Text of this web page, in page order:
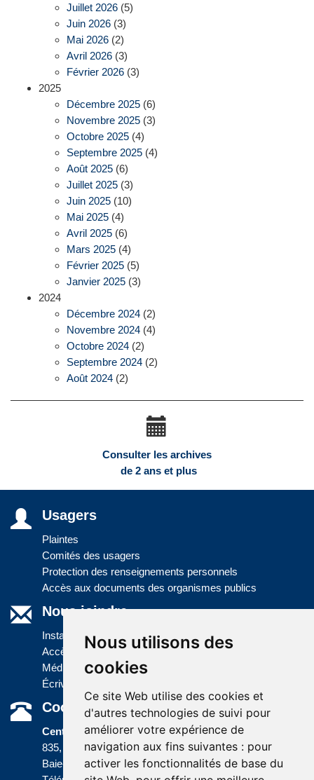
Nous utilisons des
cookies
Ce site Web utilise des cookies et
d'autres technologies de suivi pour
améliorer votre expérience de
navigation aux fins suivantes : pour
activer les fonctionnalités de base du
Juillet 2026 (5)
Juin 2026 (3)
Mai 2026 (2)
Avril 2026 (3)
Février 2026 (3)
2025
Décembre 2025 (6)
Novembre 2025 (3)
Octobre 2025 (4)
Septembre 2025 (4)
Août 2025 (6)
Juillet 2025 (3)
Juin 2025 (10)
Mai 2025 (4)
Avril 2025 (6)
Mars 2025 (4)
Février 2025 (5)
Janvier 2025 (3)
2024
Décembre 2024 (2)
Novembre 2024 (4)
Octobre 2024 (2)
Septembre 2024 (2)
Août 2024 (2)
Consulter les archives
de 2 ans et plus
Usagers
Plaintes
Comités des usagers
Protection des renseignements personnels
Accès aux documents des organismes publics
Nous joindre
Installations
Accès à l'information
Médias
Écrivez-nous
Coordonnées
Centre administratif
835, boulevard Jolliet
Baie-Comeau (Québec) G5C 1P5